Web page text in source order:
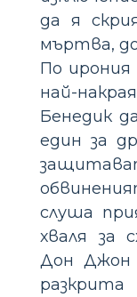
да я
мъртва,
По
най-
Бенедик
един за
слуша
хваля за
Дон Джон
разкрита